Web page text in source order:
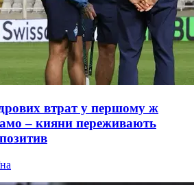
втрат у першому ж
– кияни переживають